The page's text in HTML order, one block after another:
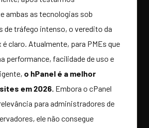
ambas as tecnologias sob
de tráfego intenso, o veredito da
é claro. Atualmente, para PMEs que
performance, facilidade de uso e
o hPanel é a melhor
em 2026. Embora o cPanel
para administradores de
ele não consegue